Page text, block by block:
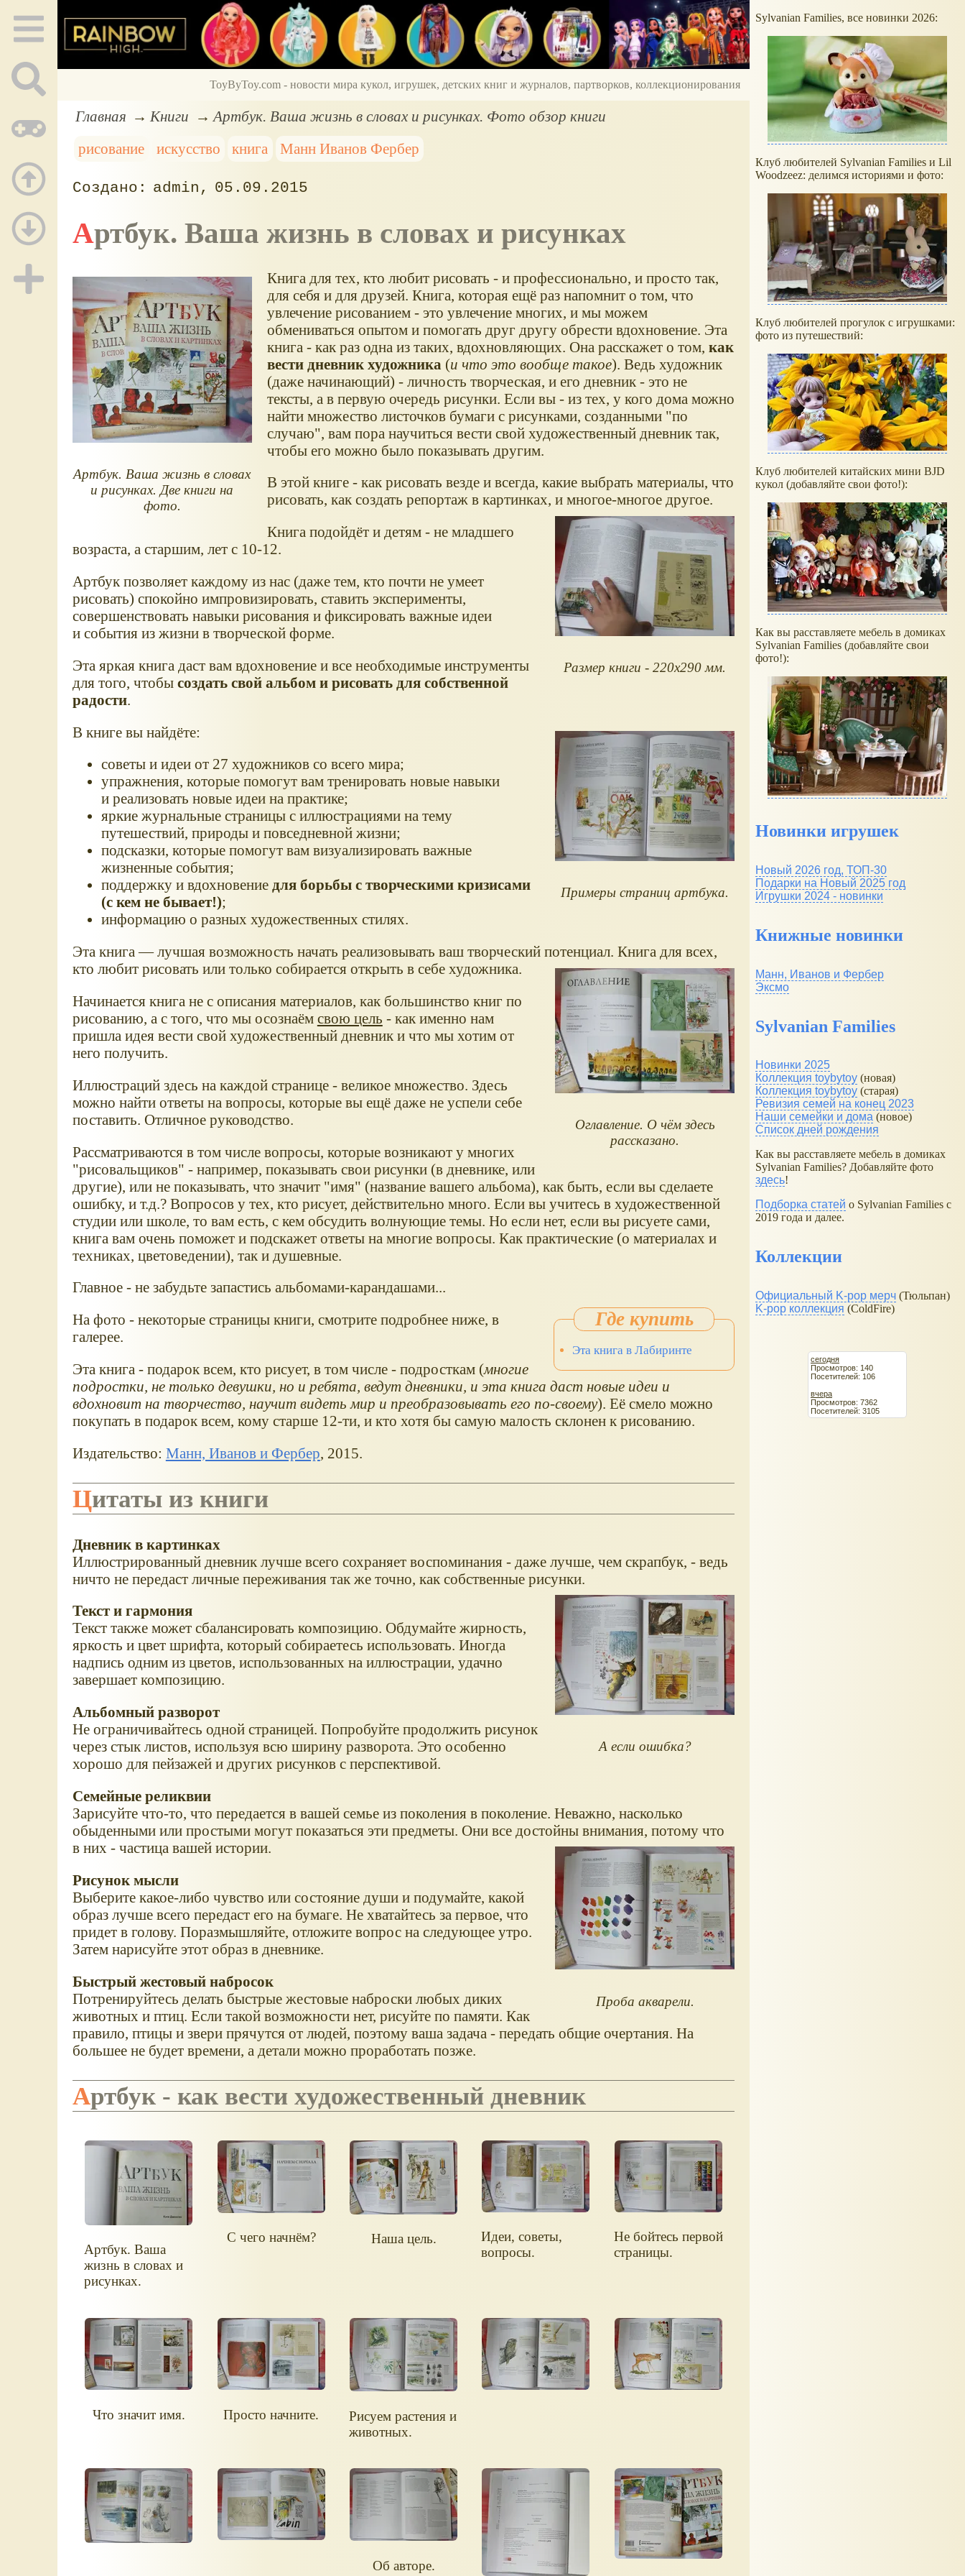
ToyByToy.com - новости мира кукол, игрушек, детских книг и журналов, партворков, коллекционирования
Главная Книги
Артбук. Ваша жизнь в словах и рисунках. Фото обзор книги
рисование
искусство книга Манн Иванов Фербер
admin 05.09.2015
Артбук. Ваша жизнь в словах и рисунках
Артбук. Ваша жизнь в словах
и рисунках. Две книги на
фото.
Книга для тех, кто любит рисовать - и профессионально, и просто так,
для себя и для друзей. Книга, которая ещё раз напомнит о том, что
увлечение рисованием - это увлечение многих, и мы можем
обмениваться опытом и помогать друг другу обрести вдохновение. Эта
книга - как раз одна из таких, вдохновляющих. Она расскажет о том, как
вести дневник художника (и что это вообще такое). Ведь художник
(даже начинающий) - личность творческая, и его дневник - это не
тексты, а в первую очередь рисунки. Если вы - из тех, у кого дома можно
найти множество листочков бумаги с рисунками, созданными "по
случаю", вам пора научиться вести свой художественный дневник так,
чтобы его можно было показывать другим.
В этой книге - как рисовать везде и всегда, какие выбрать материалы, что
рисовать, как создать репортаж в картинках, и многое-многое другое.
Размер книги - 220х290 мм.
Книга подойдёт и детям - не младшего
возраста, а старшим, лет с 10-12.
Артбук позволяет каждому из нас (даже тем, кто почти не умеет
рисовать) спокойно импровизировать, ставить эксперименты,
совершенствовать навыки рисования и фиксировать важные идеи
и события из жизни в творческой форме.
Эта яркая книга даст вам вдохновение и все необходимые инструменты
для того, чтобысоздать свой альбом и рисовать для собственной
радости.
В книге вы найдёте:
Примеры страниц артбука.
советы и идеи от 27 художников со всего мира;
упражнения, которые помогут вам тренировать новые навыки
и реализовать новые идеи на практике;
яркие журнальные страницы с иллюстрациями на тему
путешествий, природы и повседневной жизни;
подсказки, которые помогут вам визуализировать важные
жизненные события;
поддержку и вдохновение для борьбы с творческими кризисами
(с кем не бывает!);
информацию о разных художественных стилях.
Эта книга — лучшая возможность начать реализовывать ваш творческий потенциал. Книга для всех,
кто любит рисовать или только собирается открыть в себе художника.
Оглавление. О чём здесь
рассказано.
Начинается книга не с описания материалов, как большинство книг по
рисованию, а с того, что мы осознаём свою цель - как именно нам
пришла идея вести свой художественный дневник и что мы хотим от
него получить.
Иллюстраций здесь на каждой странице - великое множество. Здесь
можно найти ответы на вопросы, которые вы ещё даже не успели себе
поставить. Отличное руководство.
Рассматриваются в том числе вопросы, которые возникают у многих
"рисовальщиков" - например, показывать свои рисунки (в дневнике, или
другие), или не показывать, что значит "имя" (название вашего альбома), как быть, если вы сделаете
ошибку, и т.д.? Вопросов у тех, кто рисует, действительно много. Если вы учитесь в художественной
студии или школе, то вам есть, с кем обсудить волнующие темы. Но если нет, если вы рисуете сами,
книга вам очень поможет и подскажет ответы на многие вопросы. Как практические (о материалах и
техниках, цветоведении), так и душевные.
Главное - не забудьте запастись альбомами-карандашами...
Эта книга в Лабиринте
На фото - некоторые страницы книги, смотрите подробнее ниже, в
галерее.
Эта книга - подарок всем, кто рисует, в том числе - подросткам (многие
подростки, не только девушки, но и ребята, ведут дневники, и эта книга даст новые идеи и
вдохновит на творчество, научит видеть мир и преобразовывать его по-своему). Её смело можно
покупать в подарок всем, кому старше 12-ти, и кто хотя бы самую малость склонен к рисованию.
Издательство: Манн, Иванов и Фербер, 2015.
Цитаты из книги
Дневник в картинках
Иллюстрированный дневник лучше всего сохраняет воспоминания - даже лучше, чем скрапбук, - ведь
ничто не передаст личные переживания так же точно, как собственные рисунки.
А если ошибка?
Текст и гармония
Текст также может сбалансировать композицию. Обдумайте жирность,
яркость и цвет шрифта, который собираетесь использовать. Иногда
надпись одним из цветов, использованных на иллюстрации, удачно
завершает композицию.
Альбомный разворот
Не ограничивайтесь одной страницей. Попробуйте продолжить рисунок
через стык листов, используя всю ширину разворота. Это особенно
хорошо для пейзажей и других рисунков с перспективой.
Cемейные реликвии
Зарисуйте что-то, что передается в вашей семье из поколения в поколение. Неважно, насколько
обыденными или простыми могут показаться эти предметы. Они все достойны внимания, потому что
в них - частица вашей истории.
Проба акварели.
Рисунок мысли
Выберите какое-либо чувство или состояние души и подумайте, какой
образ лучше всего передаст его на бумаге. Не хватайтесь за первое, что
придет в голову. Поразмышляйте, отложите вопрос на следующее утро.
Затем нарисуйте этот образ в дневнике.
Быстрый жестовый набросок
Потренируйтесь делать быстрые жестовые наброски любых диких
животных и птиц. Если такой возможности нет, рисуйте по памяти. Как
правило, птицы и звери прячутся от людей, поэтому ваша задача - передать общие очертания. На
большее не будет времени, а детали можно проработать позже.
Артбук - как вести художественный дневник
Артбук. Ваша
жизнь в словах и
рисунках.
С чего начнём? Наша цель.
Идеи, советы,
вопросы.
Не бойтесь первой
страницы.
Что значит имя. Просто начните.
Рисуем растения и
животных.
Об авторе.
Sylvanian Families, все новинки 2026:
Клуб любителей Sylvanian Families и Lil
Woodzeez: делимся историями и фото:
Клуб любителей прогулок с игрушками:
фото из путешествий:
Клуб любителей китайских мини BJD
кукол (добавляйте свои фото!):
Как вы расставляете мебель в домиках
Sylvanian Families (добавляйте свои
фото!):
Новинки игрушек
Новый 2026 год, ТОП-30
Подарки на Новый 2025 год
Игрушки 2024 - новинки
Книжные новинки
Манн, Иванов и Фербер
Эксмо
Sylvanian Families
Новинки 2025
Коллекция toybytoy (новая)
Коллекция toybytoy (старая)
Ревизия семей на конец 2023
Наши семейки и дома (новое)
Список дней рождения
Как вы расставляете мебель в домиках
Sylvanian Families? Добавляйте фото
здесь!
Подборка статей о Sylvanian Families с
2019 года и далее.
Коллекции
Официальный K-pop мерч (Тюльпан)
K-pop коллекция (ColdFire)
сегодня
Просмотров: 140
Посетителей: 106
вчера
Просмотров: 7362
Посетителей: 3105